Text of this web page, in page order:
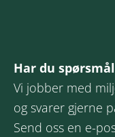
Har du
Vi jobber med
og svarer gjerne
Send oss en e-